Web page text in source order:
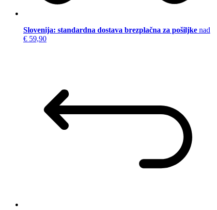
Slovenija: standardna dostava brezplačna za pošiljke nad
€ 59,90